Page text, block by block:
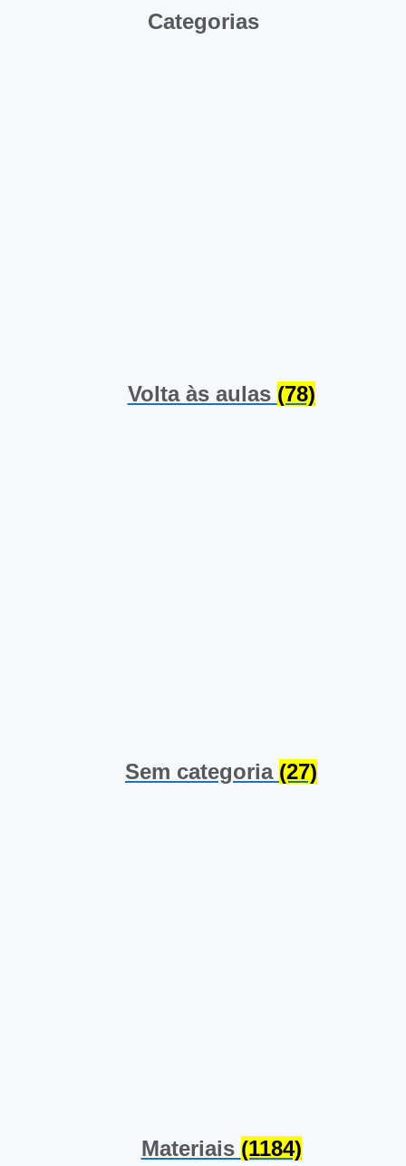
Categorias
Volta às aulas (78)
Sem categoria (27)
Materiais (1184)